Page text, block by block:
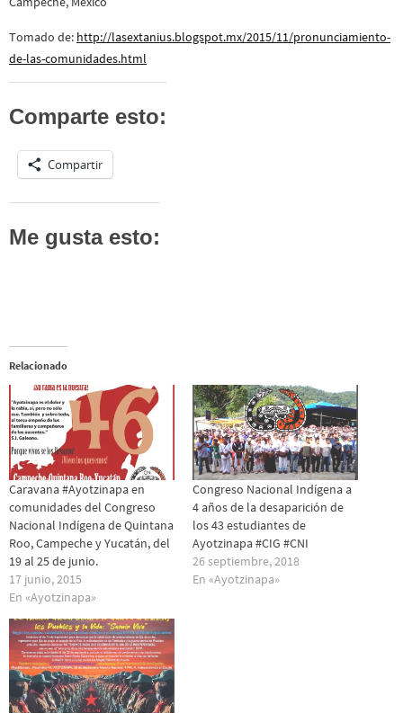
Tomado de: http://lasextanius.blogspot.mx/2015/11/pronunciamiento-
de-las-comunidades.html
Comparte esto:
Compartir
Me gusta esto:
Relacionado
Caravana #Ayotzinapa en
comunidades del Congreso
Nacional Indígena de Quintana
Roo, Campeche y Yucatán, del
19 al 25 de junio.
17 junio, 2015
En «Ayotzinapa»
Congreso Nacional Indígena a
4 años de la desaparición de
los 43 estudiantes de
Ayotzinapa #CIG #CNI
26 septiembre, 2018
En «Ayotzinapa»